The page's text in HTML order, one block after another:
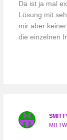
Da ist ja mal
Lösung mit
mir aber
die einzelnen